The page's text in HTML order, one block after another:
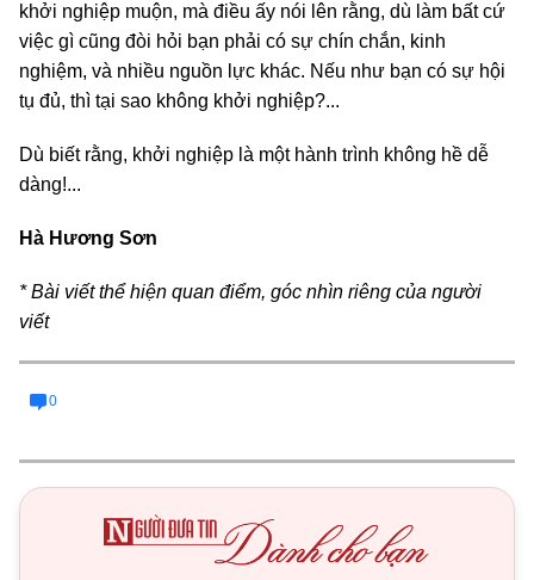
khởi nghiệp muộn, mà điều ấy nói lên rằng, dù làm bất cứ
việc gì cũng đòi hỏi bạn phải có sự chín chắn, kinh
nghiệm, và nhiều nguồn lực khác. Nếu như bạn có sự hội
tụ đủ, thì tại sao không khởi nghiệp?...
Dù biết rằng, khởi nghiệp là một hành trình không hề dễ
dàng!...
Hà Hương Sơn
* Bài viết thể hiện quan điểm, góc nhìn riêng của người
viết
0